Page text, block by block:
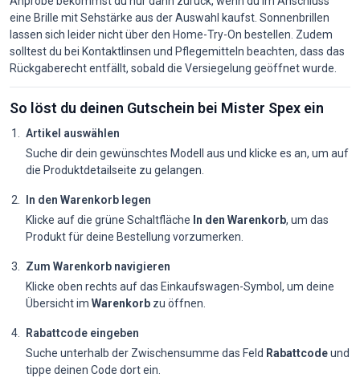
eine Brille mit Sehstärke aus der Auswahl kaufst. Sonnenbrillen
lassen sich leider nicht über den Home-Try-On bestellen. Zudem
solltest du bei Kontaktlinsen und Pflegemitteln beachten, dass das
Rückgaberecht entfällt, sobald die Versiegelung geöffnet wurde.
So löst du deinen Gutschein bei Mister Spex ein
Artikel auswählen
Suche dir dein gewünschtes Modell aus und klicke es an, um auf
die Produktdetailseite zu gelangen.
In den Warenkorb legen
Klicke auf die grüne Schaltfläche In den Warenkorb, um das
Produkt für deine Bestellung vorzumerken.
Zum Warenkorb navigieren
Klicke oben rechts auf das Einkaufswagen-Symbol, um deine
Übersicht im Warenkorb zu öffnen.
Rabattcode eingeben
Suche unterhalb der Zwischensumme das Feld Rabattcodeund
tippe deinen Code dort ein.